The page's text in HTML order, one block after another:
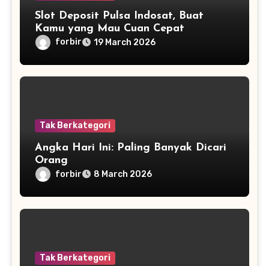
Slot Deposit Pulsa Indosat, Buat
Kamu yang Mau Cuan Cepat
forbir 19 March 2026
Tak Berkategori
Angka Hari Ini: Paling Banyak Dicari
Orang
forbir 8 March 2026
Tak Berkategori